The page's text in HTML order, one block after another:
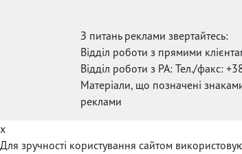
З питань реклами звертайтесь:
Відділ роботи з прямими
Відділ роботи з РА: Тел./факс:
Матеріали, що позначені
реклами
x
Для зручності користування сайтом